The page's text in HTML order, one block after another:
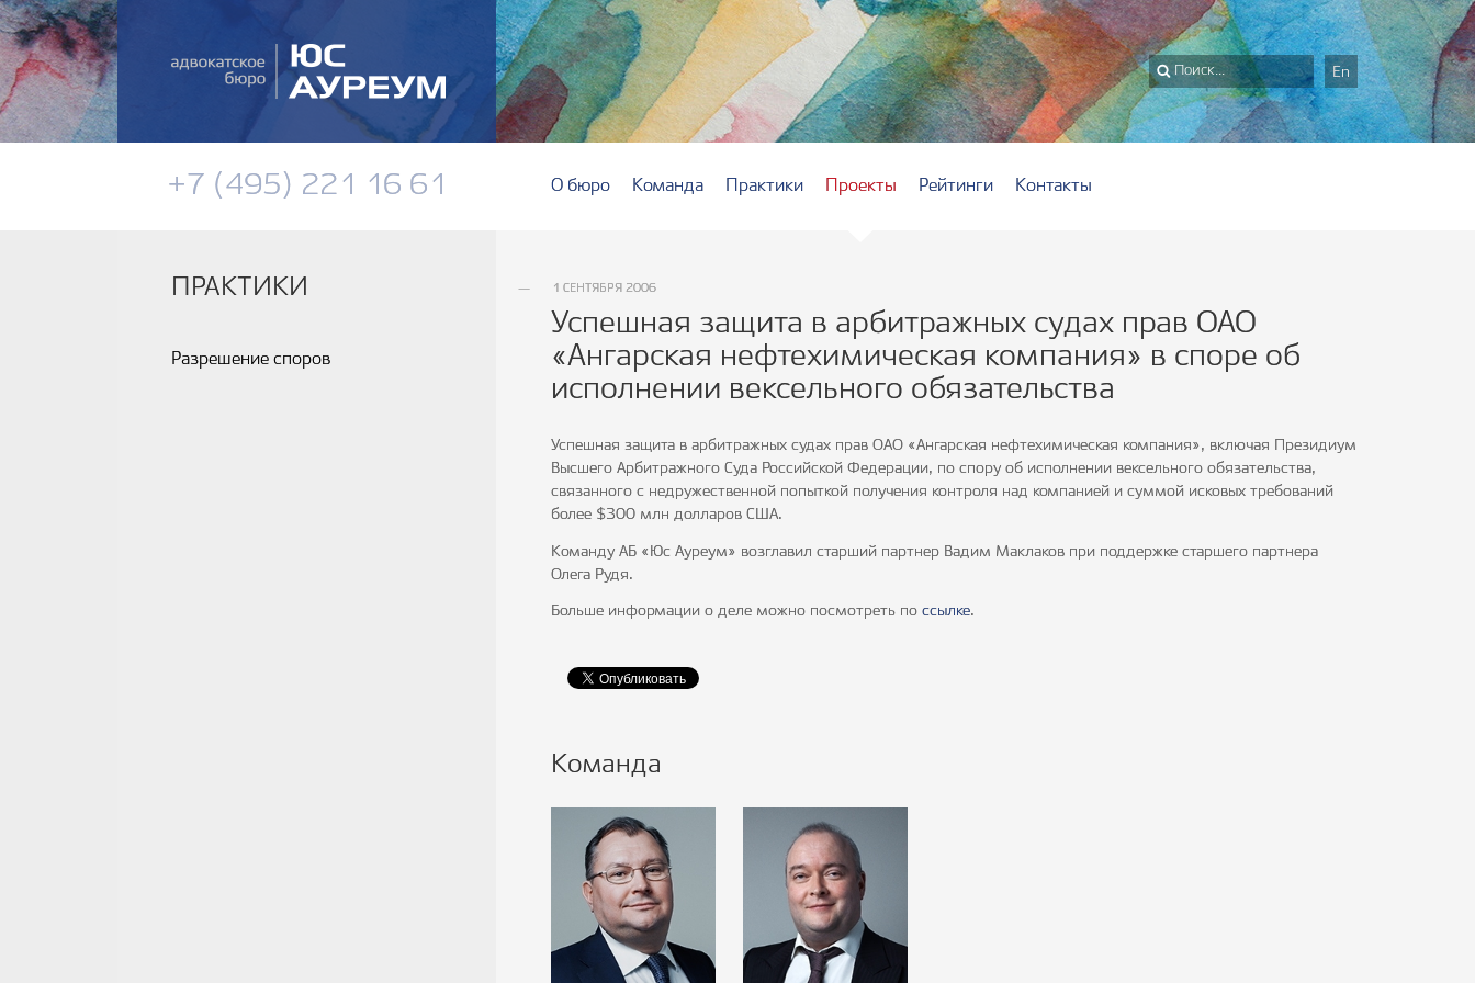
En
+7 (495) 221 16 61 О бюро Команда Практики Проекты Рейтинги Контакты
1 СЕНТЯБРЯ 2006
Успешная защита в арбитражных судах прав ОАО
«Ангарская нефтехимическая компания» в споре об
исполнении вексельного обязательства
Успешная защита в арбитражных судах прав ОАО «Ангарская нефтехимическая компания», включая Президиум
Высшего Арбитражного Суда Российской Федерации, по спору об исполнении вексельного обязательства,
связанного с недружественной попыткой получения контроля над компанией и суммой исковых требований
более $300 млн долларов США.
Команду АБ «Юс Ауреум» возглавил старший партнер Вадим Маклаков при поддержке старшего партнера
Олега Рудя.
Больше информации о деле можно посмотреть по ссылке.
Команда
ПРАКТИКИ
Разрешение споров